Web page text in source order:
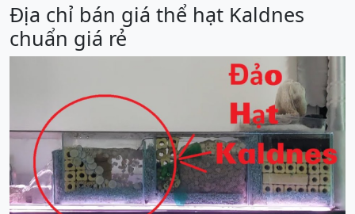
Địa chỉ bán giá thể hạt Kaldnes
chuẩn giá rẻ